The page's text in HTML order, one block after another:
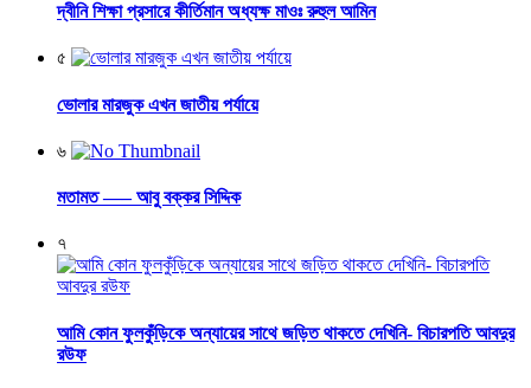
দ্বীনি শিক্ষা প্রসারে কীর্তিমান অধ্যক্ষ মাওঃ রুহুল আমিন
৫
ভোলার মারজুক এখন জাতীয় পর্যায়ে
৬
মতামত —– আবু বক্কর সিদ্দিক
৭
আমি কোন ফুলকুঁড়িকে অন্যায়ের সাথে জড়িত থাকতে দেখিনি- বিচারপতি আবদুর
রউফ